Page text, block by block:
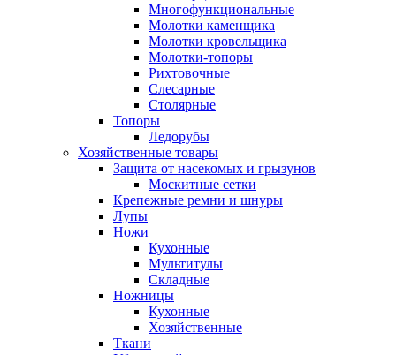
Многофункциональные
Молотки каменщика
Молотки кровельщика
Молотки-топоры
Рихтовочные
Слесарные
Столярные
Топоры
Ледорубы
Хозяйственные товары
Защита от насекомых и грызунов
Москитные сетки
Крепежные ремни и шнуры
Лупы
Ножи
Кухонные
Мультитулы
Складные
Ножницы
Кухонные
Хозяйственные
Ткани